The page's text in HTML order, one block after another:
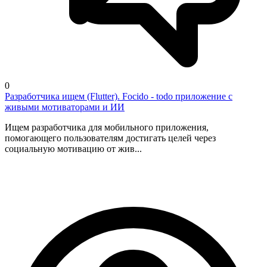
0
Разработчика ищем (Flutter). Focido - todo приложение с
живыми мотиваторами и ИИ
Ищем разработчика для мобильного приложения,
помогающего пользователям достигать целей через
социальную мотивацию от жив...